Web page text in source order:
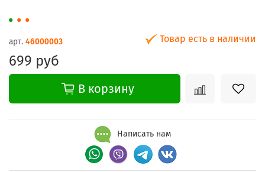
арт. 46000003 Товар есть в наличии
699 руб
В корзину
Написать нам